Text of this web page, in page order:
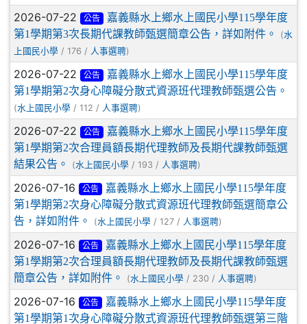
2026-07-22 公告
嘉義縣水上鄉水上國民小學115學年度
第1學期第3次長期代課教師甄選簡章公告，詳如附件。
(水
上國民小學 / 176 / 人事選聘)
2026-07-22 公告
嘉義縣水上鄉水上國民小學115學年度
第1學期第2次身心障礙分散式資源班代理教師甄選公告。
(水上國民小學 / 112 / 人事選聘)
2026-07-22 公告
嘉義縣水上鄉水上國民小學115學年度
第1學期第2次合理員額長期代理教師及長期代課教師甄選
結果公告。
(水上國民小學 / 193 / 人事選聘)
2026-07-16 公告
嘉義縣水上鄉水上國民小學115學年度
第1學期第2次身心障礙分散式資源班代理教師甄選簡章公
告，詳如附件。
(水上國民小學 / 127 / 人事選聘)
2026-07-16 公告
嘉義縣水上鄉水上國民小學115學年度
第1學期第2次合理員額長期代理教師及長期代課教師甄選
簡章公告，詳如附件。
(水上國民小學 / 230 / 人事選聘)
2026-07-16 公告
嘉義縣水上鄉水上國民小學115學年度
第1學期第1次身心障礙分散式資源班代理教師甄選第三階